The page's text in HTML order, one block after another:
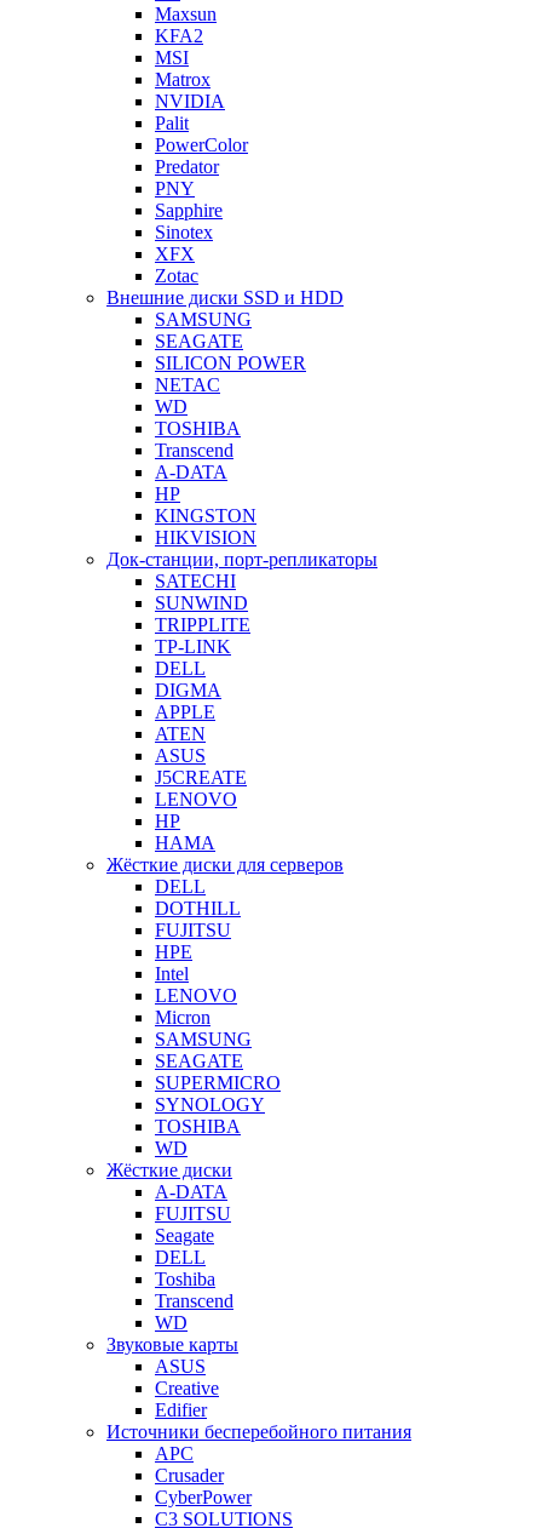
Maxsun
KFA2
MSI
Matrox
NVIDIA
Palit
PowerColor
Predator
PNY
Sapphire
Sinotex
XFX
Zotac
Внешние диски SSD и HDD
SAMSUNG
SEAGATE
SILICON POWER
NETAC
WD
TOSHIBA
Transcend
A-DATA
HP
KINGSTON
HIKVISION
Док-станции, порт-репликаторы
SATECHI
SUNWIND
TRIPPLITE
TP-LINK
DELL
DIGMA
APPLE
ATEN
ASUS
J5CREATE
LENOVO
HP
HAMA
Жёсткие диски для серверов
DELL
DOTHILL
FUJITSU
HPE
Intel
LENOVO
Micron
SAMSUNG
SEAGATE
SUPERMICRO
SYNOLOGY
TOSHIBA
WD
Жёсткие диски
A-DATA
FUJITSU
Seagate
DELL
Toshiba
Transcend
WD
Звуковые карты
ASUS
Creative
Edifier
Источники бесперебойного питания
APC
Crusader
CyberPower
C3 SOLUTIONS